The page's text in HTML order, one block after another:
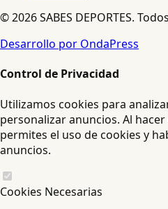
© 2026 SABES DEPORTES.
Desarrollo por OndaPress
Control de Privacidad
Utilizamos cookies para
personalizar anuncios. Al
permites el uso de cookies y
anuncios.
Cookies Necesarias